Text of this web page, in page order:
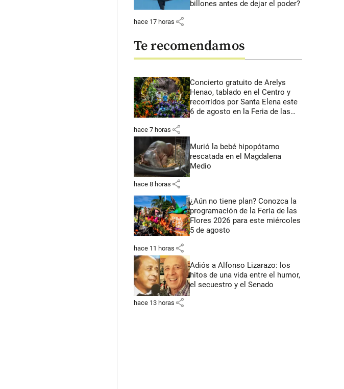
billones antes de dejar el poder?
hace 17 horas share
Te recomendamos
Concierto gratuito de Arelys
Henao, tablado en el Centro y
recorridos por Santa Elena este
6 de agosto en la Feria de las
hace 7 horas share
Murió la bebé hipopótamo
rescatada en el Magdalena
Medio
hace 8 horas share
¿Aún no tiene plan? Conozca la
programación de la Feria de las
Flores 2026 para este miércoles
5 de agosto
hace 11 horas share
Adiós a Alfonso Lizarazo: los
hitos de una vida entre el humor,
el secuestro y el Senado
hace 13 horas share